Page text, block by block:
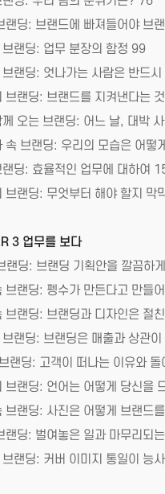
랜딩: 브랜드에 빠져들어야 브
브랜딩: 업무 분장의 함정 99
랜딩: 엇나가는 사람은 반드시
브랜딩: 브랜드를 지켜낸다는
께 오는 브랜딩: 어느 날, 대박
속 브랜딩: 우리의 모습은 어떻
딩: 효율적인 업무에 대하여
브랜딩: 무엇부터 해야 할지 막
3 업무를 보다
랜딩: 브랜딩 기획안을 깔끔하
브랜딩: 펭수가 만든다고 만들
브랜딩: 브랜딩과 디자인은 절
브랜딩: 브랜딩은 매출과 상관
랜딩: 고객이 떠나는 이유와
브랜딩: 언어는 어떻게 당신을
브랜딩: 사진은 어떻게 브랜드
랜딩: 벌여놓은 일과 마무리되
브랜딩: 커버 이미지 통일이 능